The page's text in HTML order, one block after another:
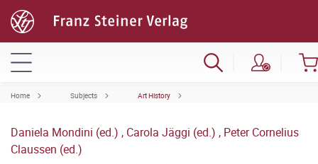
Home Subjects Art History
Daniela Mondini (ed.) , Carola Jäggi (ed.) , Peter Cornelius
Claussen (ed.)